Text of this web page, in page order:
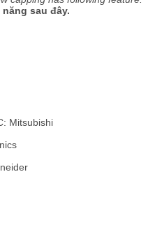
sau đây.
Mitsubishi